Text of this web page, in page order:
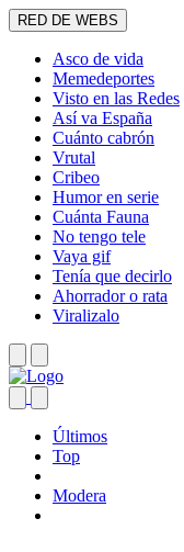
RED DE WEBS
Asco de vida
Memedeportes
Visto en las Redes
Así va España
Cuánto cabrón
Vrutal
Cribeo
Humor en serie
Cuánta Fauna
No tengo tele
Vaya gif
Tenía que decirlo
Ahorrador o rata
Viralizalo
Últimos
Top
Modera